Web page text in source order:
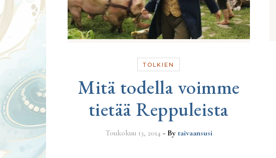
TOLKIEN
Mitä todella voimme
tietää Reppuleista
Toukokuu 13, 2014 - By taivaansusi